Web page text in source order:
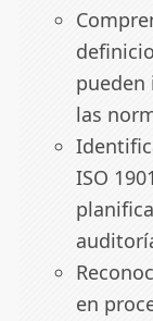
las
ISO
en